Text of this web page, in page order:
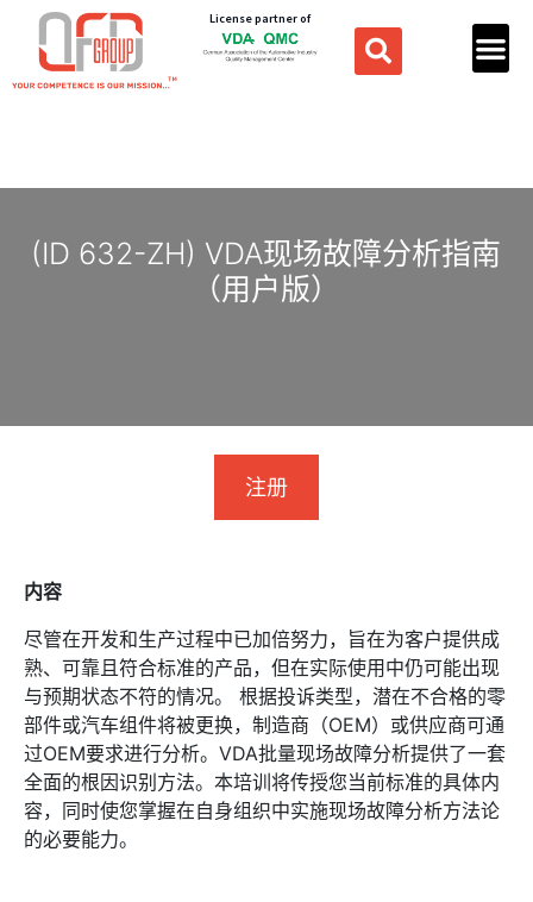
License partner of
(ID 632-ZH) VDA现场故障分析指南
（用户版）
注册
内容
尽管在开发和生产过程中已加倍努力，旨在为客户提供成
熟、可靠且符合标准的产品，但在实际使用中仍可能出现
与预期状态不符的情况。 根据投诉类型，潜在不合格的零
部件或汽车组件将被更换，制造商（OEM）或供应商可通
过OEM要求进行分析。VDA批量现场故障分析提供了一套
全面的根因识别方法。本培训将传授您当前标准的具体内
容，同时使您掌握在自身组织中实施现场故障分析方法论
的必要能力。